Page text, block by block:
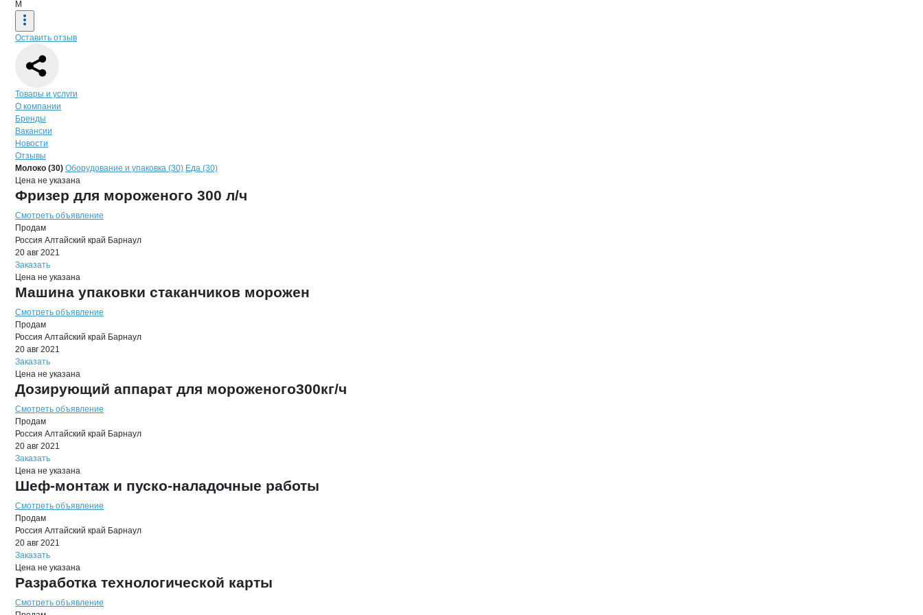
М
Оставить отзыв
Навигация по странице
Товары и услуги
О компании
Бренды
Вакансии
Новости
Отзывы
ПродукцияМолэксперт, ООО
Навигация по продуктамкомпании
Молоко (30) Оборудование и упаковка (30) Еда (30)
Цена не указана
Фризер для мороженого 300 л/ч
Смотреть объявление
Продам
Россия Алтайский край Барнаул
20 авг 2021
Заказать
Цена не указана
Машина упаковки стаканчиков морожен
Смотреть объявление
Продам
Россия Алтайский край Барнаул
20 авг 2021
Заказать
Цена не указана
Дозирующий аппарат для мороженого300кг/ч
Смотреть объявление
Продам
Россия Алтайский край Барнаул
20 авг 2021
Заказать
Цена не указана
Шеф-монтаж и пуско-наладочные работы
Смотреть объявление
Продам
Россия Алтайский край Барнаул
20 авг 2021
Заказать
Цена не указана
Разработка технологической карты
Смотреть объявление